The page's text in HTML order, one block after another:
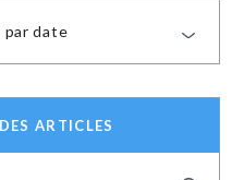
par date
ARTICLES